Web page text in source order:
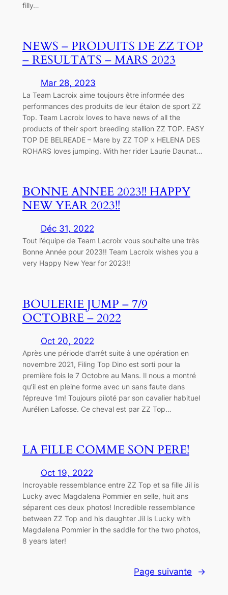
filly…
NEWS – PRODUITS DE ZZ TOP
– RESULTATS – MARS 2023
Mar 28, 2023
La Team Lacroix aime toujours être informée des
performances des produits de leur étalon de sport ZZ
Top. Team Lacroix loves to have news of all the
products of their sport breeding stallion ZZ TOP. EASY
TOP DE BELREADE – Mare by ZZ TOP x HELENA DES
ROHARS loves jumping. With her rider Laurie Daunat…
BONNE ANNEE 2023!! HAPPY
NEW YEAR 2023!!
Déc 31, 2022
Tout l’équipe de Team Lacroix vous souhaite une très
Bonne Année pour 2023!! Team Lacroix wishes you a
very Happy New Year for 2023!!
BOULERIE JUMP – 7/9
OCTOBRE – 2022
Oct 20, 2022
Après une période d’arrêt suite à une opération en
novembre 2021, Filing Top Dino est sorti pour la
première fois le 7 Octobre au Mans. Il nous a montré
qu’il est en pleine forme avec un sans faute dans
l’épreuve 1m! Toujours piloté par son cavalier habituel
Aurélien Lafosse. Ce cheval est par ZZ Top…
LA FILLE COMME SON PERE!
Oct 19, 2022
Incroyable ressemblance entre ZZ Top et sa fille Jil is
Lucky avec Magdalena Pommier en selle, huit ans
séparent ces deux photos! Incredible ressemblance
between ZZ Top and his daughter Jil is Lucky with
Magdalena Pommier in the saddle for the two photos,
8 years later!
Page suivante →